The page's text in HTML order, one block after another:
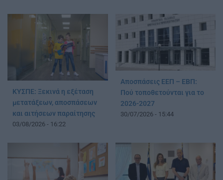
ΚΥΣΠΕ: Ξεκινά η εξέταση
μετατάξεων, αποσπάσεων
και αιτήσεων παραίτησης
03/08/2026 - 16:22
Αποσπάσεις ΕΕΠ – ΕΒΠ:
Πού τοποθετούνται για το
2026-2027
30/07/2026 - 15:44